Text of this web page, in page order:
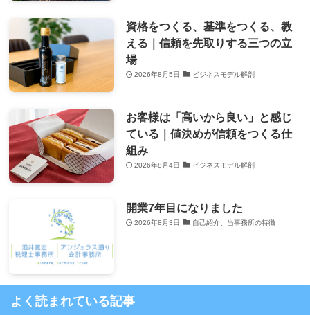
資格をつくる、基準をつくる、教
える｜信頼を先取りする三つの立
場
2026年8月5日 ビジネスモデル解剖
お客様は「高いから良い」と感じ
ている｜値決めが信頼をつくる仕
組み
2026年8月4日 ビジネスモデル解剖
開業7年目になりました
2026年8月3日 自己紹介、当事務所の特徴
よく読まれている記事